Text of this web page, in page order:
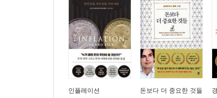
2. 상품권을 사은품으로 주는 쇼핑몰의 속셈
3. 마이너스 통장을 쓰려거든 차라리 적금을 깨라
4. 아껴 쓴다고 쓰는데도 왜 카드 값은 늘 그대로일
5. 종잣돈을 가장 쉽게 만드는 전략, 망설이기
Chapter7 금융 회사는 당신의 심리를 이렇게 이용
1. ‘불만족시 100% 환불 보장’의 꼼수 : 소유 효과
2. 모두가 칭찬한 코카콜라 신제품이 실패한 이유 :
인플레이션 돈보다 더 중요한 것들